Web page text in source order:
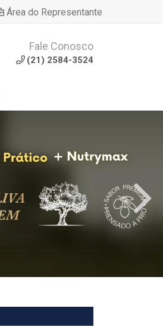
Área do Representante
Fale Conosco
(21) 2584-3524